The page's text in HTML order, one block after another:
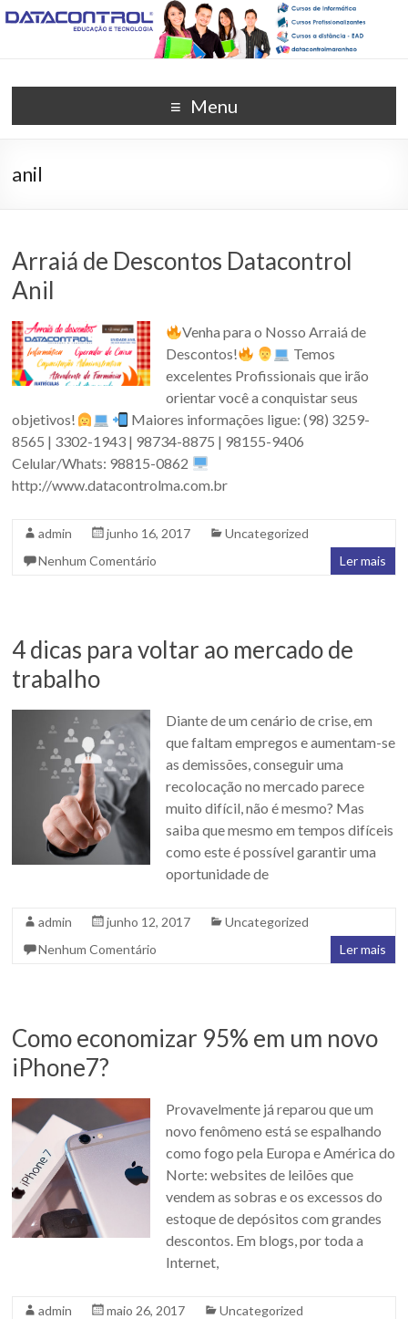
DATACONTROL –
EDUCAÇÃO E
Unidade Anil (98) 3259-8565
Menu
anil
Arraiá de Descontos Datacontrol
Anil
Venha para o Nosso Arraiá de
Descontos!
Temos
excelentes Profissionais que irão
orientar você a conquistar seus
objetivos!
Maiores informações ligue: (98) 3259-
8565 | 3302-1943 | 98734-8875 | 98155-9406
Celular/Whats: 98815-0862
http://www.datacontrolma.com.br
admin junho 16, 2017
Uncategorized
Nenhum Comentário
Ler mais
4 dicas para voltar ao mercado de
trabalho
Diante de um cenário de crise, em
que faltam empregos e aumentam-se
as demissões, conseguir uma
recolocação no mercado parece
muito difícil, não é mesmo? Mas
saiba que mesmo em tempos difíceis
como este é possível garantir uma
oportunidade de
admin junho 12, 2017
Uncategorized
Nenhum Comentário
Ler mais
Como economizar 95% em um novo
iPhone7?
Provavelmente já reparou que um
novo fenômeno está se espalhando
como fogo pela Europa e América do
Norte: websites de leilões que
vendem as sobras e os excessos do
estoque de depósitos com grandes
descontos. Em blogs, por toda a
Internet,
admin maio 26, 2017
Uncategorized